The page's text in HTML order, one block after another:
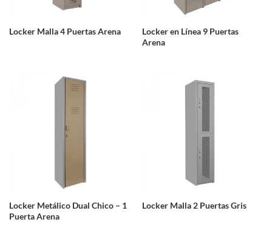
Locker Malla 4 Puertas Arena
Locker en Línea 9 Puertas
Arena
Locker Metálico Dual Chico – 1
Puerta Arena
Locker Malla 2 Puertas Gris